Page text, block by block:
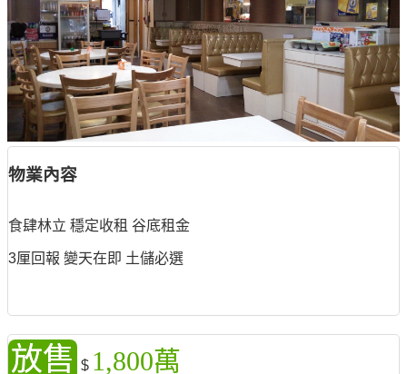
物業內容
食肆林立 穩定收租 谷底租金
3厘回報 變天在即 土儲必選
放售 $ 1,800萬